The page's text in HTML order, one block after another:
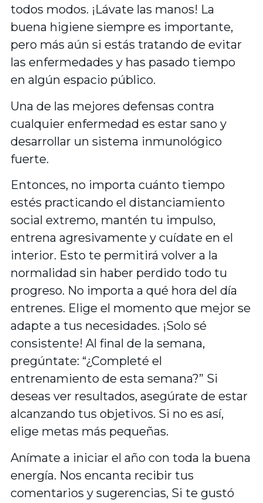
todos modos. ¡Lávate las manos! La
buena higiene siempre es importante,
pero más aún si estás tratando de evitar
las enfermedades y has pasado tiempo
en algún espacio público.
Una de las mejores defensas contra
cualquier enfermedad es estar sano y
desarrollar un sistema inmunológico
fuerte.
Entonces, no importa cuánto tiempo
estés practicando el distanciamiento
social extremo, mantén tu impulso,
entrena agresivamente y cuídate en el
interior. Esto te permitirá volver a la
normalidad sin haber perdido todo tu
progreso. No importa a qué hora del día
entrenes. Elige el momento que mejor se
adapte a tus necesidades. ¡Solo sé
consistente! Al final de la semana,
pregúntate: “¿Completé el
entrenamiento de esta semana?” Si
deseas ver resultados, asegúrate de estar
alcanzando tus objetivos. Si no es así,
elige metas más pequeñas.
Anímate a iniciar el año con toda la buena
energía. Nos encanta recibir tus
comentarios y sugerencias, Si te gustó